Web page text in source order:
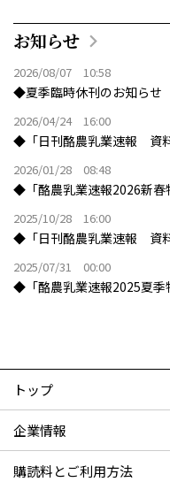
お知らせ
2026/08/07 10:58
◆夏季臨時休刊のお知らせ
2026/04/24 16:00
◆「日刊酪農乳業速報 資
2026/01/28 08:48
◆「酪農乳業速報2026新春
2025/10/28 16:00
◆「日刊酪農乳業速報 資
2025/07/31 00:00
◆「酪農乳業速報2025夏季
トップ
企業情報
購読料とご利用方法